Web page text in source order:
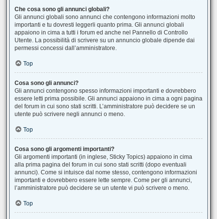
Che cosa sono gli annunci globali?
Gli annunci globali sono annunci che contengono informazioni molto
importanti e tu dovresti leggerli quanto prima. Gli annunci globali
appaiono in cima a tutti i forum ed anche nel Pannello di Controllo
Utente. La possibilità di scrivere su un annuncio globale dipende dai
permessi concessi dall’amministratore.
Top
Cosa sono gli annunci?
Gli annunci contengono spesso informazioni importanti e dovrebbero
essere letti prima possibile. Gli annunci appaiono in cima a ogni pagina
del forum in cui sono stati scritti. L’amministratore può decidere se un
utente può scrivere negli annunci o meno.
Top
Cosa sono gli argomenti importanti?
Gli argomenti importanti (in inglese, Sticky Topics) appaiono in cima
alla prima pagina del forum in cui sono stati scritti (dopo eventuali
annunci). Come si intuisce dal nome stesso, contengono informazioni
importanti e dovrebbero essere lette sempre. Come per gli annunci,
l’amministratore può decidere se un utente vi può scrivere o meno.
Top